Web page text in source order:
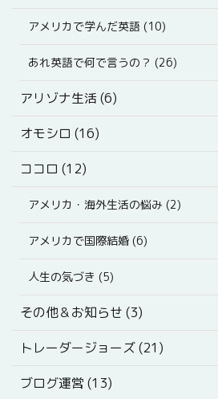
アメリカで学んだ英語 (10)
あれ英語で何で言うの？ (26)
アリゾナ生活 (6)
オモシロ (16)
ココロ (12)
アメリカ・海外生活の悩み (2)
アメリカで国際結婚 (6)
人生の気づき (5)
その他＆お知らせ (3)
トレーダージョーズ (21)
ブログ運営 (13)